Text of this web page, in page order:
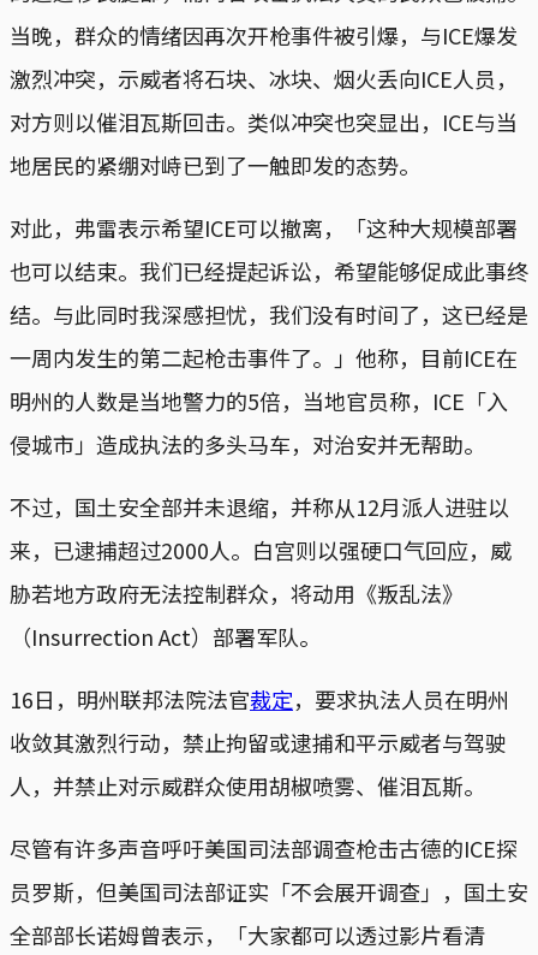
当晚，群众的情绪因再次开枪事件被引爆，与ICE爆发
激烈冲突，示威者将石块、冰块、烟火丢向ICE人员，
对方则以催泪瓦斯回击。类似冲突也突显出，ICE与当
地居民的紧绷对峙已到了一触即发的态势。
对此，弗雷表示希望ICE可以撤离，「这种大规模部署
也可以结束。我们已经提起诉讼，希望能够促成此事终
结。与此同时我深感担忧，我们没有时间了，这已经是
一周内发生的第二起枪击事件了。」他称，目前ICE在
明州的人数是当地警力的5倍，当地官员称，ICE「入
侵城市」造成执法的多头马车，对治安并无帮助。
不过，国土安全部并未退缩，并称从12月派人进驻以
来，已逮捕超过2000人。白宫则以强硬口气回应，威
胁若地方政府无法控制群众，将动用《叛乱法》
（Insurrection Act）部署军队。
16日，明州联邦法院法官裁定，要求执法人员在明州
收敛其激烈行动，禁止拘留或逮捕和平示威者与驾驶
人，并禁止对示威群众使用胡椒喷雾、催泪瓦斯。
尽管有许多声音呼吁美国司法部调查枪击古德的ICE探
员罗斯，但美国司法部证实「不会展开调查」，国土安
全部部长诺姆曾表示，「大家都可以透过影片看清